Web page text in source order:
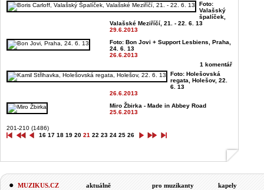
Foto:
Valašský
špalíček,
Valašské Meziříčí, 21. - 22. 6. 13
29.6.2013
Foto: Bon Jovi + Support Lesbiens, Praha,
24. 6. 13
26.6.2013
1 komentář
Foto: Holešovská
regata, Holešov, 22.
6. 13
26.6.2013
Miro Žbirka - Made in Abbey Road
25.6.2013
201-210 (1486)
16 17 18 19 20 21 22 23 24 25 26
MUZIKUS.CZ
aktuálně
pro muzikanty
kapely